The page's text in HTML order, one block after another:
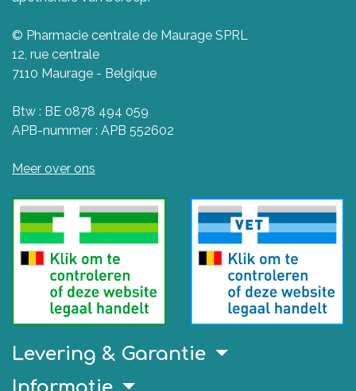
© Pharmacie centrale de Maurage SPRL
12, rue centrale
7110 Maurage - Belgique
Btw : BE 0878 494 059
APB-nummer : APB 552602
Meer over ons
Levering & Garantie